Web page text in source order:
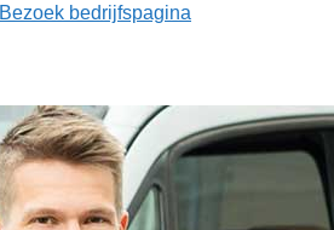
Bezoek bedrijfspagina